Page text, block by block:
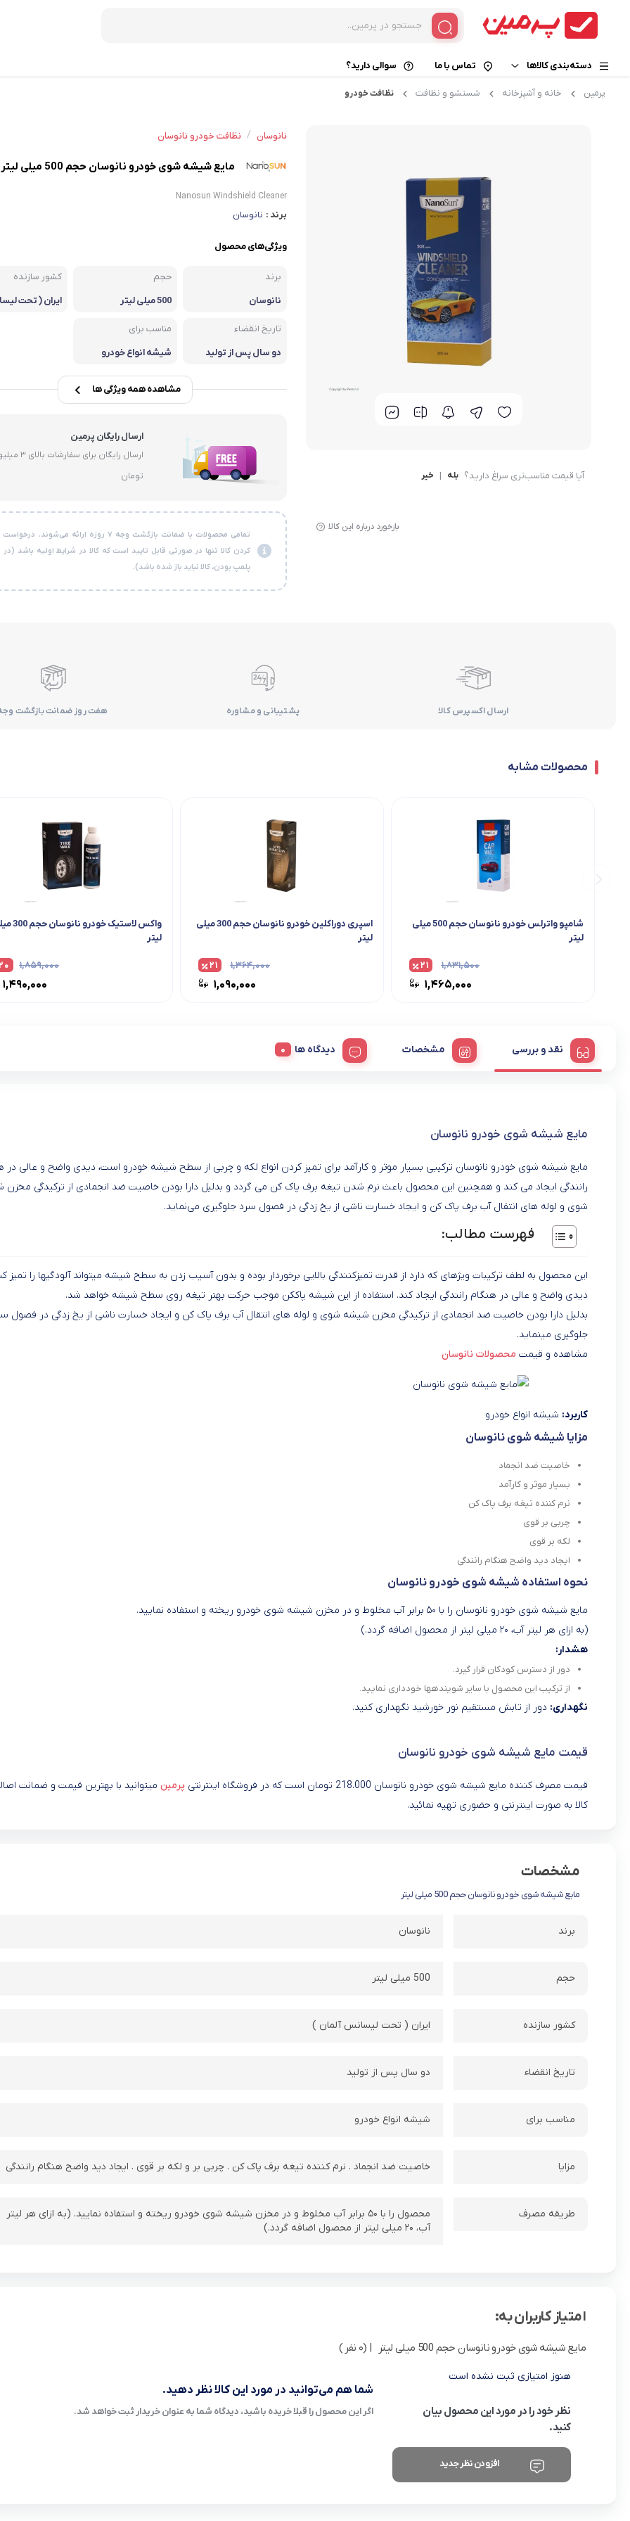
دسته‌بندی کالاها
کافی میت
دمنوش بیز
دمنوش دکتر بین
صبحانه
عسل
شکلات صبحانه
میان وعده و غلات
سبوس
تماس با ما سوالی دارید؟
پرمین خانه و آشپزخانه شستشو و نظافت نظافت خودرو
آیا قیمت مناسب‌تری سراغ دارید؟ بله | خیر
بازخورد درباره این کالا
نانوسان / نظافت خودرو نانوسان
مایع شیشه شوی خودرو نانوسان حجم 500 میلی لیتر
Nanosun Windshield Cleaner
برند : نانوسان
ویژگی‌های محصول
برند
نانوسان
حجم
500 میلی لیتر
کشور سازنده
ایران ( تحت
تاریخ انقضاء
دو سال پس از تولید
مناسب برای
شیشه انواع خودرو
مشاهده همه ویژگی ها
ارسال رایگان پرمین
ارسال رایگان برای
تومان
تمامی محصولات با ضمانت بازگشت وجه ۷ روزه ارائه می‌شوند.
کردن کالا تنها در صورتی قابل تایید است که کالا در شرایط اولیه باشد
پلمپ بودن، کالا نباید باز شده باشد).
ارسال اکسپرس کالا پشتیبانی و مشاوره هفت روز ضمانت بازگشت
محصولات مشابه
شامپو واترلس خودرو نانوسان حجم 500 میلی
لیتر
۱,۸۳۱,۵۰۰
۱,۴۶۵,۰۰۰
۲۱
اسپری دوراکلین خودرو نانوسان حجم 300 میلی
لیتر
۱,۳۶۴,۰۰۰
۱,۰۹۰,۰۰۰
۲۱
واکس لاستیک خودرو
لیتر
۱,۸۵۹,۰۰۰
۱,۴۹۰,۰۰۰
نقد و بررسی مشخصات دیدگاه ها
مایع شیشه شوی خودرو نانوسان
مایع شیشه شوی خودرو نانوسان ترکیبی بسیار موثر و کارآمد برای تمیز کردن انواع لکه و چربی از سطح شیشه خودرو است، دیدی واضح و عالی در
رانندگی ایجاد می کند و همچنین این محصول باعث نرم شدن تیغه برف پاک کن می گردد و بدلیل دارا بودن خاصیت ضد انجمادی از ترکیدگی
شوی و لوله های انتقال آب برف پاک کن و ایجاد خسارت ناشی از یخ زدگی در فصول سرد جلوگیری می‌نماید.
فهرست مطالب:
این محصول به لطف ترکیبات ویژهای که دارد از قدرت تمیزکنندگی بالایی برخوردار بوده و بدون آسیب زدن به سطح شیشه میتواند آلودگیها را تمیز
دیدی واضح و عالی در هنگام رانندگی ایجاد کند. استفاده از این شیشه پاککن موجب حرکت بهتر تیغه روی سطح شیشه خواهد شد.
بدلیل دارا بودن خاصیت ضد انجمادی از ترکیدگی مخزن شیشه شوی و لوله های انتقال آب برف پاک کن و ایجاد خسارت ناشی از یخ زدگی در فصول
جلوگیری مینماید.
مشاهده و قیمت محصولات نانوسان
کاربرد: شیشه انواع خودرو
مزایا شیشه شوی نانوسان
خاصیت ضد انجماد
بسیار موثر و کارآمد
نرم کننده تیغه برف پاک کن
چربی بر قوی
لکه بر قوی
ایجاد دید واضح هنگام رانندگی
نحوه استفاده شیشه شوی خودرو نانوسان
مایع شیشه شوی خودرو نانوسان را با ۵۰ برابر آب مخلوط و در مخزن شیشه شوی خودرو ریخته و استفاده نمایید.
(به ازای هر لیتر آب، ۲۰ میلی لیتر از محصول اضافه گردد.)
هشدار:
دور از دسترس کودکان قرار گیرد.
از ترکیب این محصول با سایر شویندهها خودداری نمایید.
نگهداری: دور از تابش مستقیم نور خورشید نگهداری کنید.
قیمت مایع شیشه شوی خودرو نانوسان
قیمت مصرف کننده مایع شیشه شوی خودرو نانوسان 218.000 تومان است که در فروشگاه اینترنتی پرمین میتوانید با بهترین قیمت و ضمانت
کالا به صورت اینترنتی و حضوری تهیه نمائید.
مشخصات
مایع شیشه شوی خودرو نانوسان حجم 500 میلی لیتر
برند نانوسان
حجم 500 میلی لیتر
کشور سازنده ایران ( تحت لیسانس آلمان )
تاریخ انقضاء دو سال پس از تولید
مناسب برای شیشه انواع خودرو
مزایا خاصیت ضد انجماد . نرم کننده تیغه برف پاک کن . چربی بر و لکه بر قوی . ایجاد دید واضح هنگام رانندگی
طریقه مصرف
محصول را با ۵۰ برابر آب مخلوط و در مخزن شیشه شوی خودرو ریخته و استفاده نمایید. (به ازای هر لیتر
آب، ۲۰ میلی لیتر از محصول اضافه گردد.)
امتیاز کاربران به:
مایع شیشه شوی خودرو نانوسان حجم 500 میلی لیتر | (0 نفر )
هنوز امتیازی ثبت نشده است
نظر خود را در مورد این محصول بیان
کنید.
افزودن نظر جدید
شما هم می‌توانید در مورد این کالا نظر دهید.
اگر این محصول را قبلا خریده باشید، دیدگاه شما به عنوان خریدار ثبت خواهد شد.